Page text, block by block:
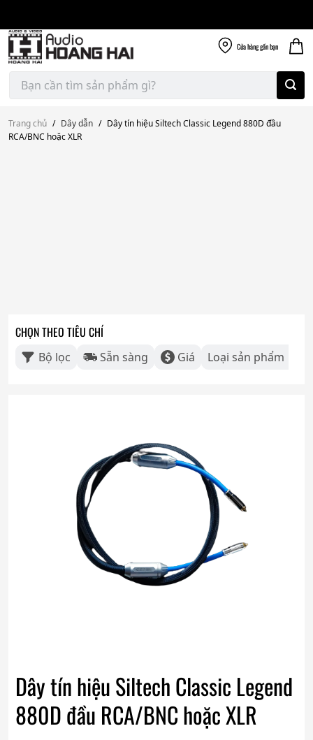
content
Cửa hànggần bạn
Tìm
kiếm:
Trang chủ / Dây dẫn / Dây tín hiệu Siltech Classic Legend 880D đầu
RCA/BNC hoặc XLR
CHỌN THEO TIÊU CHÍ
Bộ lọc Sẵn sàng Giá Loại sản phẩm
Dây tín hiệu Siltech Classic Legend
880D đầu RCA/BNC hoặc XLR